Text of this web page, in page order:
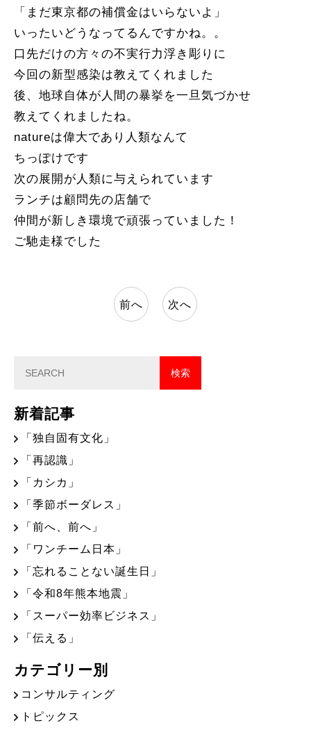
「まだ東京都の補償金はいらないよ」
いったいどうなってるんですかね。。
口先だけの方々の不実行力浮き彫りに
今回の新型感染は教えてくれました
後、地球自体が人間の暴挙を一旦気づかせ
教えてくれましたね。
natureは偉大であり人類なんて
ちっぽけです
次の展開が人類に与えられています
ランチは顧問先の店舗で
仲間が新しき環境で頑張っていました！
ご馳走様でした
前へ 次へ
新着記事
「独自固有文化」
「再認識」
「カシカ」
「季節ボーダレス」
「前へ、前へ」
「ワンチーム日本」
「忘れることない誕生日」
「令和8年熊本地震」
「スーパー効率ビジネス」
「伝える」
カテゴリー別
コンサルティング
トピックス